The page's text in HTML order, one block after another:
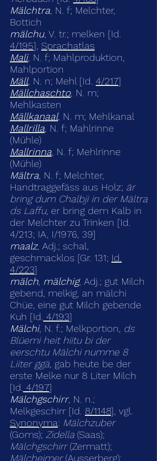
Mälchtra, N. f; Melchter,
Bottich
mälchu, V. tr.; melken [Id.
4/195], Sprachatlas
Mali, N. f; Mahlproduktion,
Mahlportion
Mäll, N. n; Mehl [Id. 4/217]
Mällchaschto, N. m;
Mehlkasten
Mällkanaal, N. m; Mehlkanal
Mallrilla, N. f; Mahlrinne
(Mühle)
Mallrinna, N. f; Mehlrinne
(Mühle)
Mältra, N. f; Melchter,
Handtraggefäss aus Holz; är
bring dum Chalbji in der Mältra
ds Laffu, er bring dem Kalb in
der Melchter zu Trinken [Id.
4/213; IA, I/1976, 39]
maalz, Adj.; schal,
geschmacklos [Gr. 131; Id.
4/223]
mälch, mälchig, Adj.; gut Milch
gebend, melkig, an mälchi
Chüe, eine gut Milch gebende
Kuh [Id. 4/193]
Mälchi, N. f.; Melkportion, ds
Blüemi heit hiitu bi der
eerschtu Mälchi numme 8
Liiter ggä, gab heute be der
erste Melke nur 8 Liter Milch
[Id. 4/197]
Mälchgschirr, N. n.;
Melkgeschirr [Id. 8/1148], vgl.
Synonyma: Mälchzuber
(Goms); Zidella (Saas);
Mälchgschirr(Zermatt);
Mälcheimer(Ausserberg);